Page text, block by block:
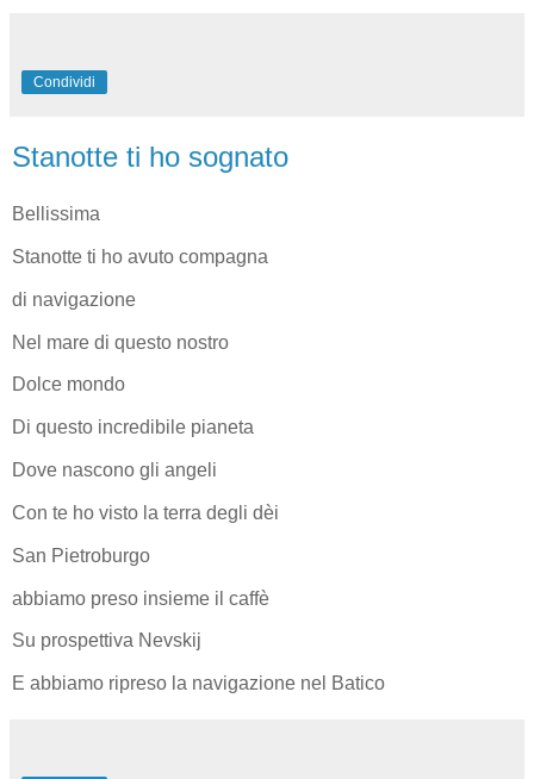
Condividi
Stanotte ti ho sognato
Bellissima
Stanotte ti ho avuto compagna
di navigazione
Nel mare di questo nostro
Dolce mondo
Di questo incredibile pianeta
Dove nascono gli angeli
Con te ho visto la terra degli dèi
San Pietroburgo
abbiamo preso insieme il caffè
Su prospettiva Nevskij
E abbiamo ripreso la navigazione nel Batico